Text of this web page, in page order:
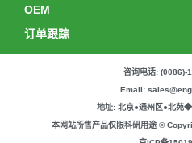
OEM
订单跟踪
咨询电话: (0086)-
Email:
地址: 北京●通州区●北苑
本网站所售产品仅限科研用途 ©